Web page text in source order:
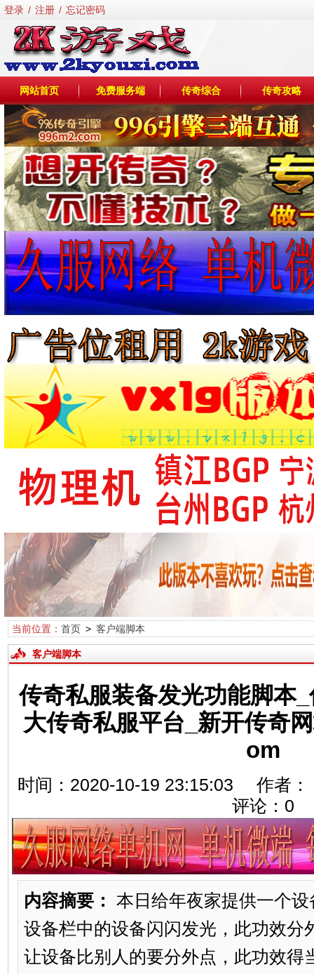
登录 / 注册 / 忘记密码
网站首页 免费服务端 传奇综合 传奇攻略
当前位置： 首页 > 客户端脚本
客户端脚本
传奇私服装备发光功能脚本
大传奇私服平台_新开传奇
om
时间：2020-10-19 23:15:03 作
评论： 0
内容摘要：
本日给年夜家提供一个
设备栏中的设备闪闪发光，此功效分
让设备比别人的要分外点，此功效得